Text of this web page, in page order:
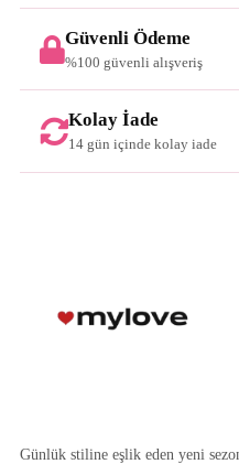
Güvenli Ödeme
%100 güvenli alışveriş
Kolay İade
14 gün içinde kolay iade
Günlük stiline eşlik eden yeni